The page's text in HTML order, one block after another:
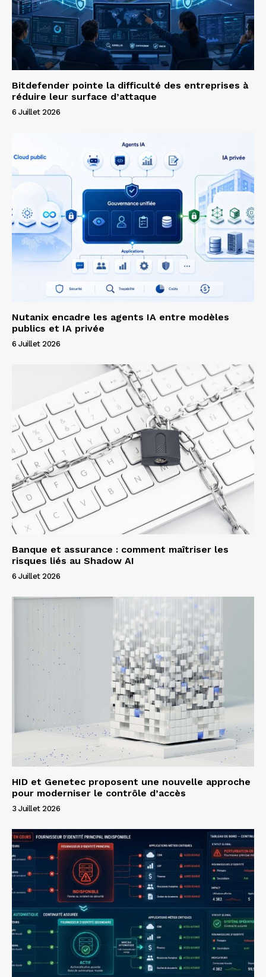
Bitdefender pointe la difficulté des entreprises à
réduire leur surface d’attaque
6 Juillet 2026
Nutanix encadre les agents IA entre modèles
publics et IA privée
6 Juillet 2026
Banque et assurance : comment maîtriser les
risques liés au Shadow AI
6 Juillet 2026
HID et Genetec proposent une nouvelle approche
pour moderniser le contrôle d’accès
3 Juillet 2026